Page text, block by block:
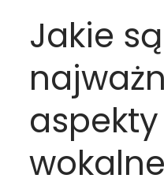
Jakie są